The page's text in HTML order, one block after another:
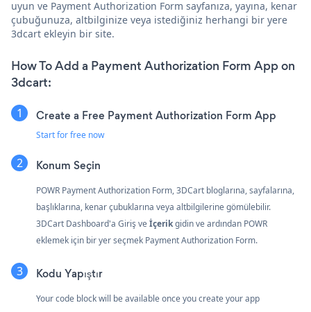
uyun ve Payment Authorization Form sayfanıza, yayına, kenar
çubuğunuza, altbilginize veya istediğiniz herhangi bir yere
3dcart ekleyin bir site.
How To Add a Payment Authorization Form App on
3dcart:
Create a Free Payment Authorization Form App
Start for free now
Konum Seçin
POWR Payment Authorization Form, 3DCart bloglarına, sayfalarına,
başlıklarına, kenar çubuklarına veya altbilgilerine gömülebilir.
3DCart Dashboard'a Giriş veİçerikgidin ve ardından POWR
eklemek için bir yer seçmek Payment Authorization Form.
Kodu Yapıştır
Your code block will be available once you create your app